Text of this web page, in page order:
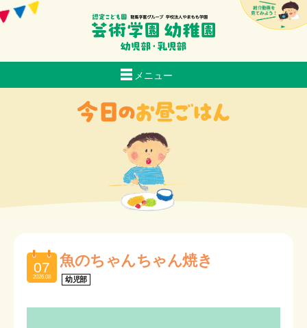
メニュー
子育て支援
採用情報
交通アクセス
在園児の保護者専用ページ
07
2026.08
魚のちゃんちゃん焼き
幼児部